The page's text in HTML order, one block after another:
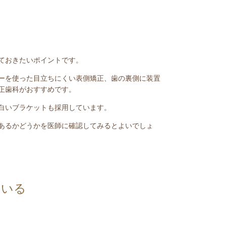
おきたいポイントです。
を使った目立ちにくい表側矯正、歯の裏側に装置
科がおすすめです。
ブラケットも採用しています。
かどうかを医師に確認してみるとよいでしょ
る